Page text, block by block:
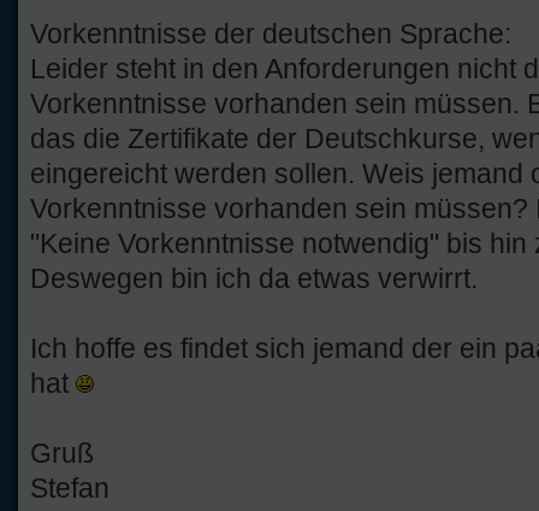
Vorkenntnisse der deutschen Sprache:
Leider steht in den Anforderungen nicht
Vorkenntnisse vorhanden sein müssen.
das die Zertifikate der Deutschkurse,
eingereicht werden sollen. Weis jemand
Vorkenntnisse vorhanden sein müssen?
"Keine Vorkenntnisse notwendig" bis
Deswegen bin ich da etwas verwirrt.
Ich hoffe es findet sich jemand der ein
hat
Gruß
Stefan